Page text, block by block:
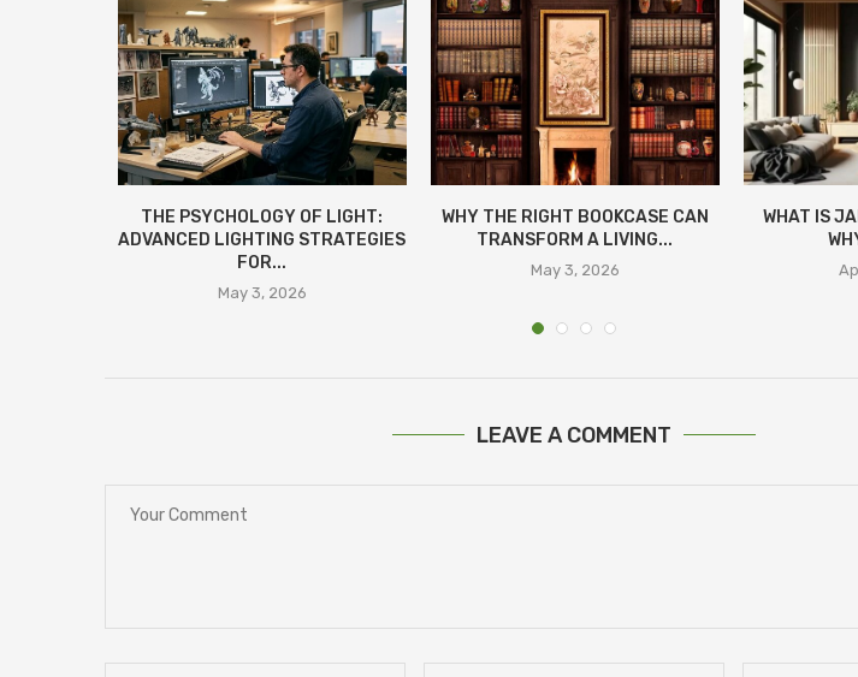
THE PSYCHOLOGY OF LIGHT:
ADVANCED LIGHTING STRATEGIES
FOR...
May 3, 2026
WHY THE RIGHT BOOKCASE CAN
TRANSFORM A LIVING...
May 3, 2026
WHAT IS
LEAVE A COMMENT